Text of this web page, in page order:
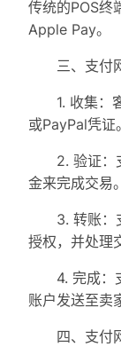
传统的POS终
Apple Pay。
三、支付
1. 收集：客
或PayPal凭证。
2. 验证：支
金来完成交易。
3. 转账：支
授权，并处理
4. 完成：支
账户发送至卖
四、支付